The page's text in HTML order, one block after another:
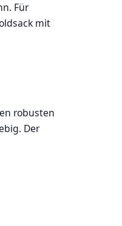
Für
mit
robusten
Der